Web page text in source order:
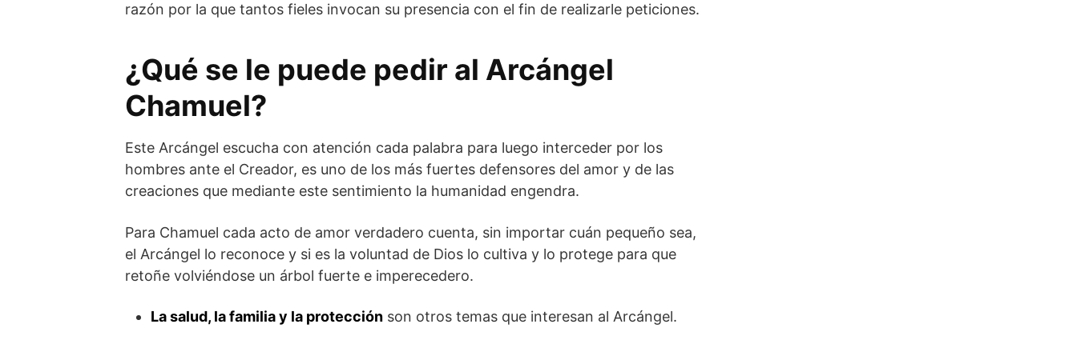
razón por la que tantos fieles invocan su presencia con el fin de realizarle peticiones.
¿Qué se le puede pedir al Arcángel
Chamuel?
Este Arcángel escucha con atención cada palabra para luego interceder por los
hombres ante el Creador, es uno de los más fuertes defensores del amor y de las
creaciones que mediante este sentimiento la humanidad engendra.
Para Chamuel cada acto de amor verdadero cuenta, sin importar cuán pequeño sea,
el Arcángel lo reconoce y si es la voluntad de Dios lo cultiva y lo protege para que
retoñe volviéndose un árbol fuerte e imperecedero.
La salud, la familia y la protección son otros temas que interesan al Arcángel.